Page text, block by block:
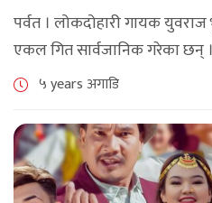
पर्वत । लोकदोहारी गायक
एकल गित सार्वजानिक गरेका छन्
अन्तरालपछि भुषालले ‘छोडेनन्
५ years अगाडि